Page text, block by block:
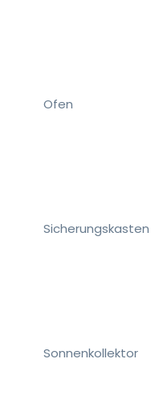
Ofen
Sicherungskasten
Sonnenkollektor